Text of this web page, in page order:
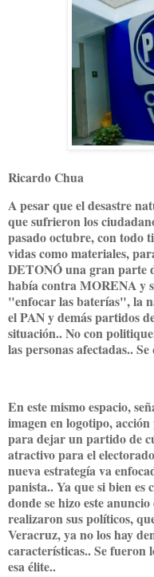
Ricardo Chua
A pesar que el desastre
que sufrieron los
pasado octubre, con todo
vidas como materiales,
DETONÓ una gran parte
había contra MORENA y
"enfocar las baterías", la
el PAN y demás partidos
situación.. No con
las personas afectadas..
En este mismo espacio,
imagen en logotipo,
para dejar un partido de
atractivo para el
nueva estrategía va
panista.. Ya que si bien
donde se hizo este
realizaron sus políticos,
Veracruz, ya no los hay
características.. Se fueron
esa élite..